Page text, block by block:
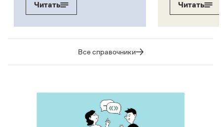
Читать
Читать
Все справочники